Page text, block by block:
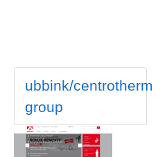
ubbink/centrotherm
group